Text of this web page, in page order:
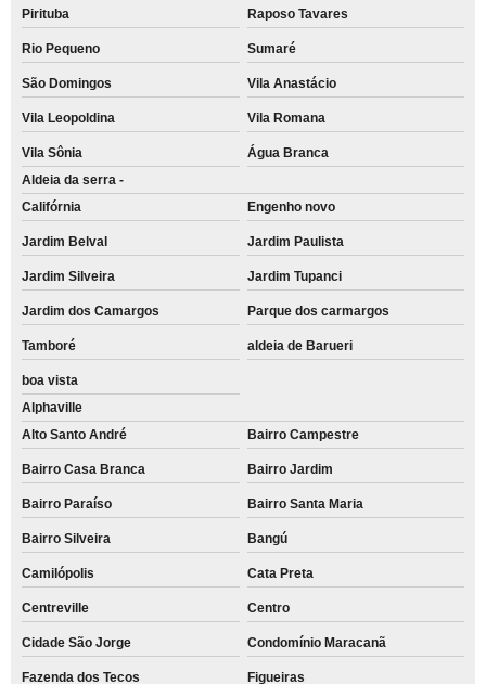
Pirituba Raposo Tavares
Rio Pequeno Sumaré
São Domingos Vila Anastácio
Vila Leopoldina Vila Romana
Vila Sônia
Água Branca
Aldeia da serra -
Califórnia
Engenho novo
Jardim Belval Jardim Paulista
Jardim Silveira Jardim Tupanci
Jardim dos Camargos Parque dos carmargos
Tamboré aldeia de Barueri
boa vista
Alphaville
Alto Santo André
Bairro Campestre
Bairro Casa Branca Bairro Jardim
Bairro Paraíso Bairro Santa Maria
Bairro Silveira Bangú
Camilópolis Cata Preta
Centreville Centro
Cidade São Jorge Condomínio Maracanã
Fazenda dos Tecos Figueiras